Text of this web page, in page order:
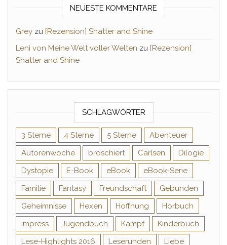
NEUESTE KOMMENTARE
Grey zu [Rezension] Shatter and Shine
Leni von Meine Welt voller Welten zu [Rezension]
Shatter and Shine
SCHLAGWÖRTER
3 Sterne 4 Sterne 5 Sterne
Abenteuer
Autorenwoche
broschiert Carlsen
Dilogie
Dystopie
E-Book eBook
eBook-Serie
Familie
Fantasy Freundschaft
Gebunden
Geheimnisse
Hexen Hoffnung
Hörbuch
Impress
Jugendbuch Kampf
Kinderbuch
Lese-Highlights 2016
Leserunden
Liebe